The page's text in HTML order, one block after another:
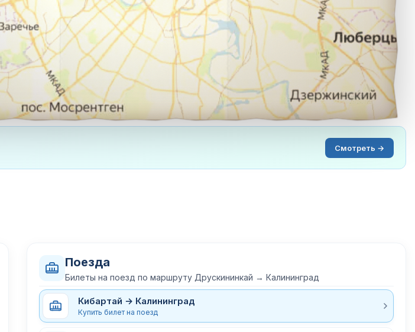
Смотреть →
Поезда
Билеты на поезд по маршруту Друскининкай → Калининград
Кибартай → Калининград
Купить билет на поезд